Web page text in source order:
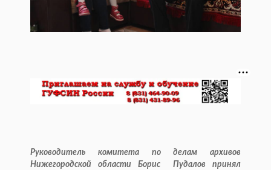
Руководитель комитета по делам архивов
Нижегородской области Борис Пудалов принял